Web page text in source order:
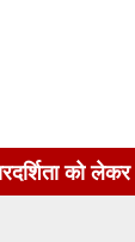
सूचना का